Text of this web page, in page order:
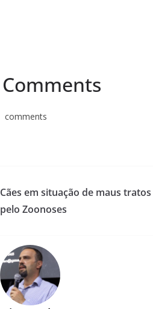
Comments
comments
Cães em situação de maus
pelo Zoonoses